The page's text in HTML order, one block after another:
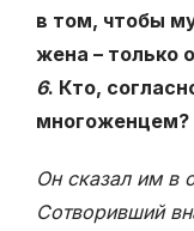
в том, чтобы
жена – только
6. Кто,
многоженцем?
Он сказал им в
Сотворивший